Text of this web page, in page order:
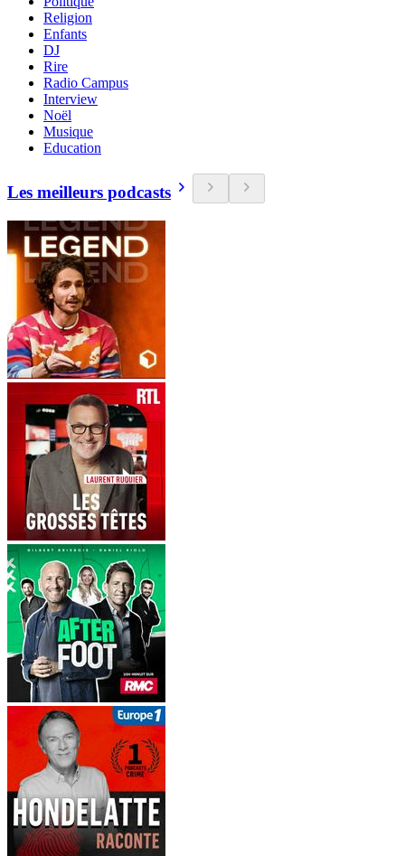
Religion
Enfants
DJ
Rire
Radio Campus
Interview
Noël
Musique
Education
Les meilleurs podcasts